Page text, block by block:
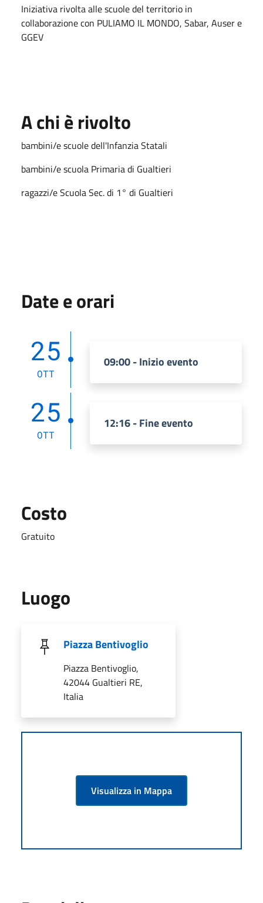
Iniziativa rivolta alle scuole del territorio in
collaborazione con PULIAMO IL MONDO, Sabar, Auser e
GGEV
A chi è rivolto
bambini/e scuole dell'Infanzia Statali
bambini/e scuola Primaria di Gualtieri
ragazzi/e Scuola Sec. di 1° di Gualtieri
Date e orari
25
OTT
09:00 - Inizio evento
25
OTT
12:16 - Fine evento
Costo
Gratuito
Luogo
Piazza Bentivoglio
Piazza Bentivoglio,
42044 Gualtieri RE,
Italia
Visualizza in Mappa